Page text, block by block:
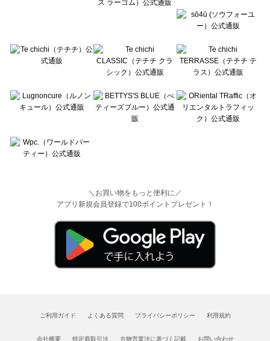
＼お買い物をもっと便利に／
アプリ新規会員登録で100ポイントプレゼント！
ご利用ガイド よくある質問 プライバシーポリシー 利用規約
会社概要 特定商取引法 古物営業法に基づく記載 お問い合わせ